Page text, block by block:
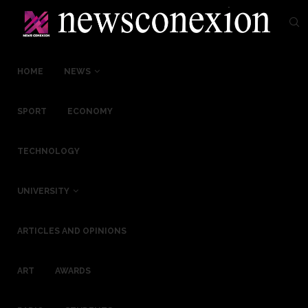
HOME NEWS
SPORT ECONOMY
TECHNOLOGY
UNIVERSITY
ARTICLES AND OPINIONS
ART AWARDS